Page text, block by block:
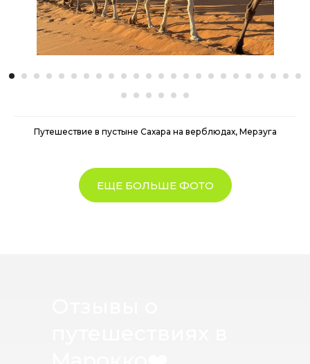
Путешествие в пустыне Сахара на верблюдах, Мерзуга
ЕЩЕ БОЛЬШЕ ФОТО